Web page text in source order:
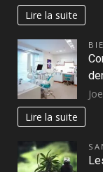
Lire la suite
Lire la suite